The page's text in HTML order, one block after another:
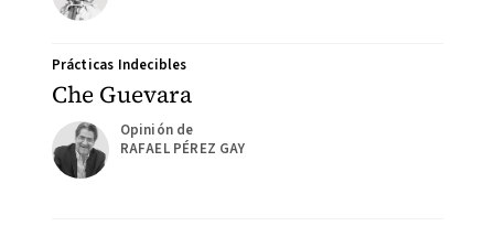
Che Guevara
Prácticas Indecibles
RAFAEL PÉREZ GAY